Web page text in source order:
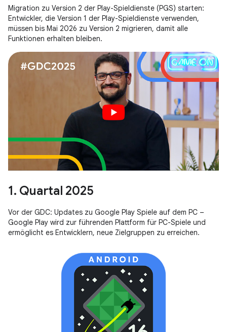
Migration zu Version 2 der Play-Spieldienste (PGS) starten:
Entwickler, die Version 1 der Play-Spieldienste verwenden,
müssen bis Mai 2026 zu Version 2 migrieren, damit alle
Funktionen erhalten bleiben.
1. Quartal 2025
Vor der GDC: Updates zu Google Play Spiele auf dem PC –
Google Play wird zur führenden Plattform für PC-Spiele und
ermöglicht es Entwicklern, neue Zielgruppen zu erreichen.